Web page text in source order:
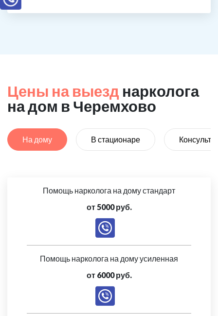
Цены на выезд нарколога
на дом в Черемхово
На дому В стационаре
Помощь нарколога на дому стандарт
от 5000 руб.
Помощь нарколога на дому усиленная
от 6000 руб.